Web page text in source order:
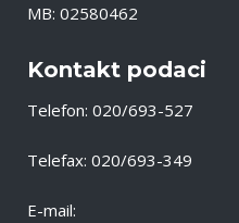
MB: 02580462
Kontakt podaci
Telefon: 020/693-527
Telefax: 020/693-349
E-mail: